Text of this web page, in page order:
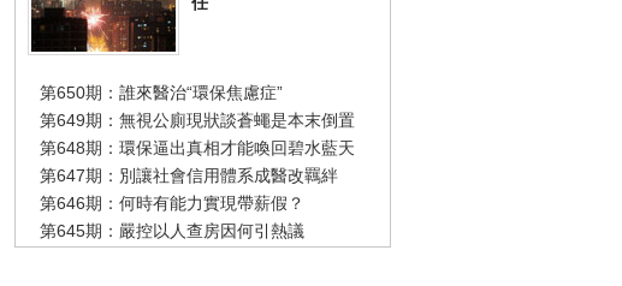
第650期：誰來醫治“環保焦慮症”
第649期：無視公廁現狀談蒼蠅是本末倒置
第648期：環保逼出真相才能喚回碧水藍天
第647期：別讓社會信用體系成醫改羈絆
第646期：何時有能力實現帶薪假？
第645期：嚴控以人查房因何引熱議